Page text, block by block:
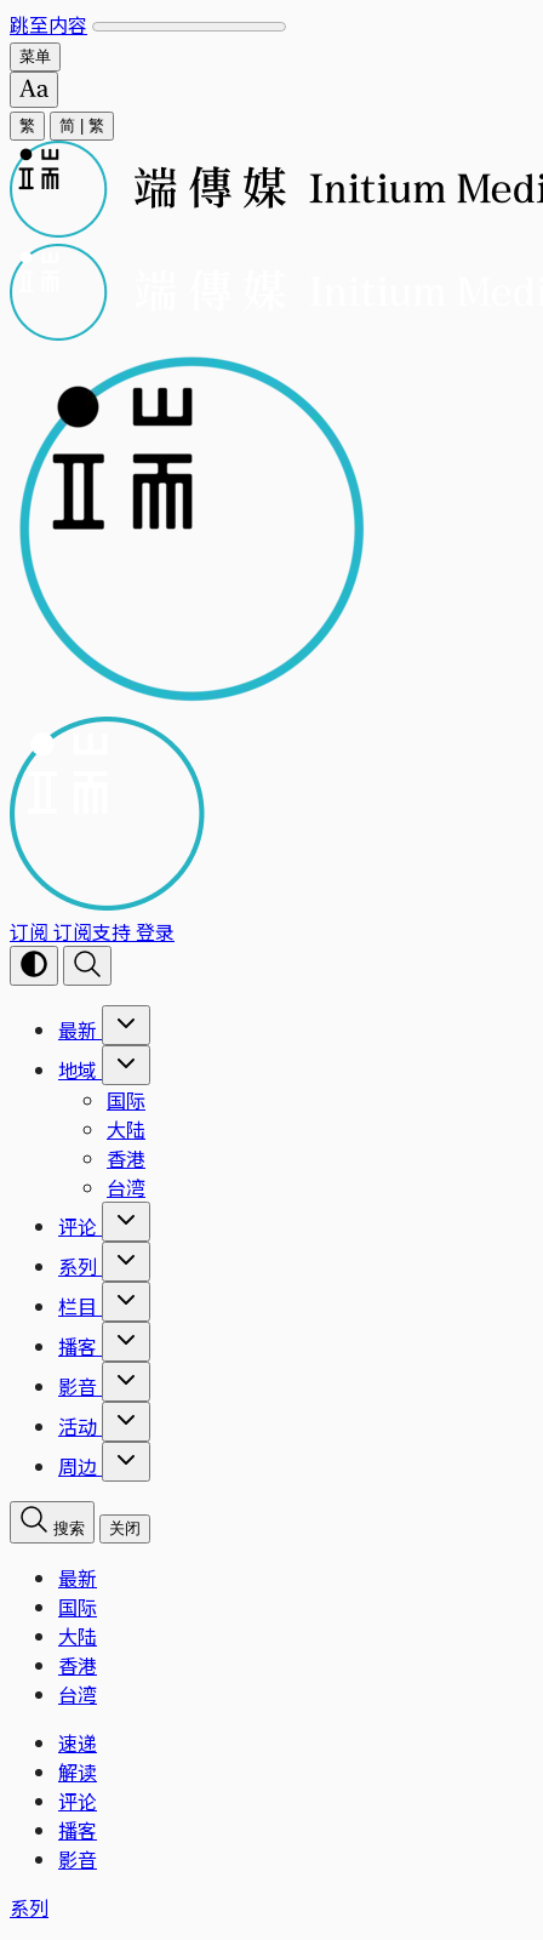
跳至内容
菜单
繁 简 繁
订阅 订阅支持登录
最新
地域
国际
大陆
香港
台湾
评论
系列
栏目
播客
影音
活动
周边
搜索 关闭
最新
国际
大陆
香港
台湾
速递
解读
评论
播客
影音
系列